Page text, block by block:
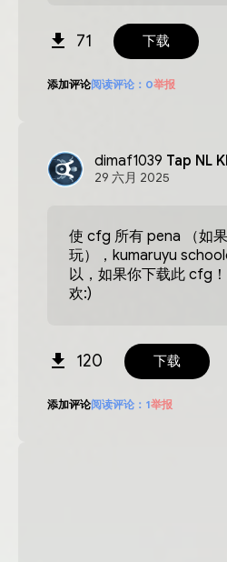
71 下载
添加评论阅读评论： 0举报
dimaf1039 Tap NL
29 六月 2025
使 cfg 所有 pena （如
玩），kumaruyu
以，如果你下载此 cfg
欢:)
120 下载
添加评论阅读评论： 1举报